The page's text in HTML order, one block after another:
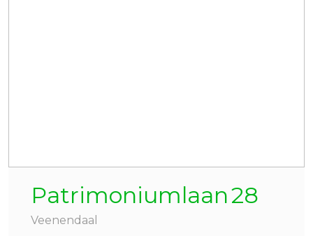
Patrimoniumlaan28
Veenendaal